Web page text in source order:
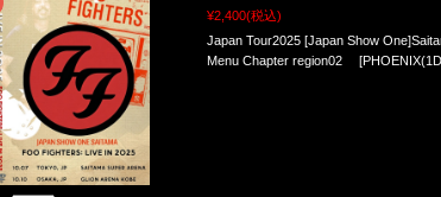
¥2,400(税込)
Japan Tour2025 [Japan Show
Menu Chapter region02